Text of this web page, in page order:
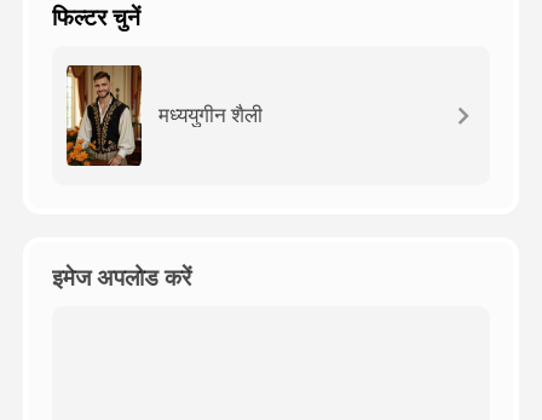
एआई वीडियो
एआई फोटो
अन्य उपकरण
फिल्टर चुनें
मध्ययुगीन शैली
इमेज अपलोड करें